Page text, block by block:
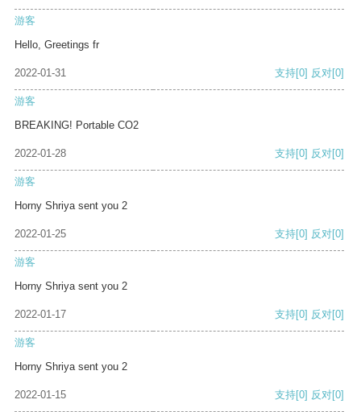
游客
Hello, Greetings fr
2022-01-31 支持[0] 反对[0]
游客
BREAKING! Portable CO2
2022-01-28 支持[0] 反对[0]
游客
Horny Shriya sent you 2
2022-01-25 支持[0] 反对[0]
游客
Horny Shriya sent you 2
2022-01-17 支持[0] 反对[0]
游客
Horny Shriya sent you 2
2022-01-15 支持[0] 反对[0]